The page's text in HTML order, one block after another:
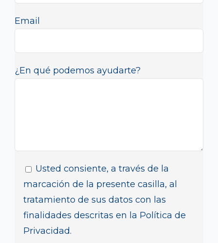
Email
¿En qué podemos ayudarte?
Usted consiente, a través de la
marcación de la presente casilla, al
tratamiento de sus datos con las
finalidades descritas en la Política de
Privacidad.